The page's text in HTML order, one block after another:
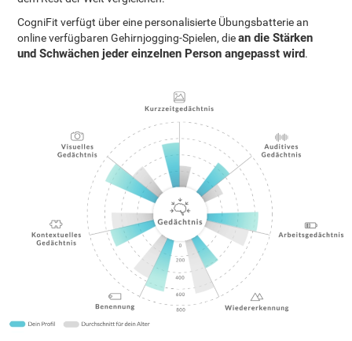
CogniFit verfügt über eine personalisierte Übungsbatterie an
online verfügbaren Gehirnjogging-Spielen, diean die Stärken
und Schwächen jeder einzelnen Person angepasst wird.